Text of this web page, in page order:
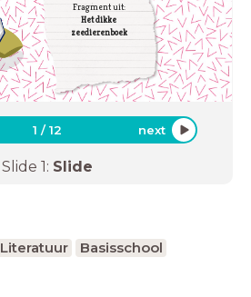
Fragment uit:
Het dikke
zeedierenboek
1 /12 next
Slide 1: Slide
Literatuur
Basisschool